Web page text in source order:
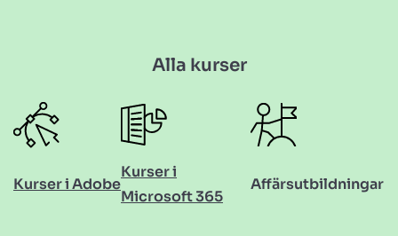
Alla kurser
Kurser i Adobe
Kurser i
Microsoft 365
Affärsutbildningar